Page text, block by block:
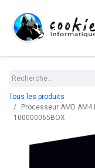
Tous les produits
Processeur AMD AM4
100000065BOX